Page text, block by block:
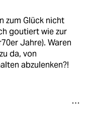
zum Glück nicht
goutiert wie zur
Jahre). Waren
da, von
abzulenken?!